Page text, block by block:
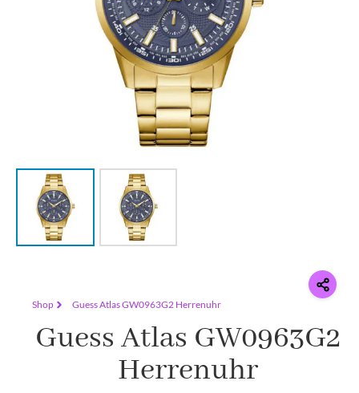
Shop Guess Atlas GW0963G2 Herrenuhr
Guess Atlas GW0963G2
Herrenuhr